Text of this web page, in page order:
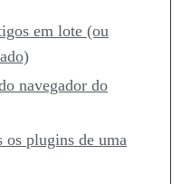
em lote (ou
navegador do
os plugins de uma